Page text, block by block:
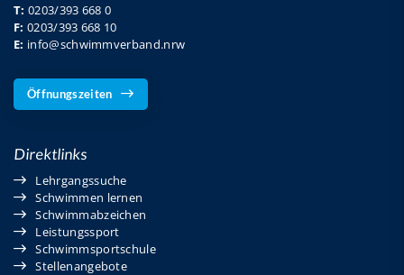
T: 0203/393 668 0
F: 0203/393 668 10
E: info@schwimmverband.nrw
Öffnungszeiten
Direktlinks
Lehrgangssuche
Schwimmen lernen
Schwimmabzeichen
Leistungssport
Schwimmsportschule
Stellenangebote